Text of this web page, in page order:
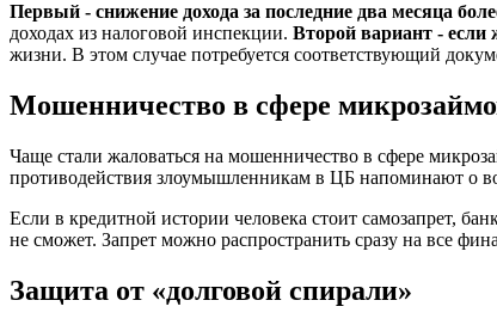
Первый - снижение дохода за последние два месяца
доходах из налоговой инспекции. Второй вариант - если
жизни. В этом случае потребуется соответствующий
Мошенничество в сфере
Чаще стали жаловаться на мошенничество в сфере
противодействия злоумышленникам в ЦБ напоминают о
Если в кредитной истории человека стоит самозапрет,
не сможет. Запрет можно распространить сразу на все
Защита от «долговой спирали»